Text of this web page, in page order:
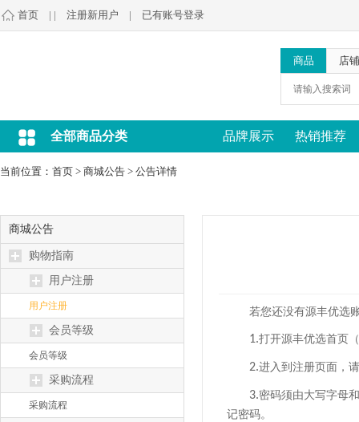
首页 | | 注册新用户 | 已有账号登录
商品 店铺
全部商品分类 品牌展示 热销推荐
当前位置： 首页 > 商城公告 > 公告详情
商城公告
购物指南
用户注册
用户注册
会员等级
会员等级
采购流程
采购流程
若您还没有源丰优选
1.打开源丰优选首页（
2.进入到注册页面，
3.密码须由大写字母
记密码。